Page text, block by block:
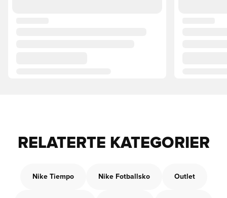
RELATERTE KATEGORIER
Nike Tiempo Nike Fotballsko Outlet